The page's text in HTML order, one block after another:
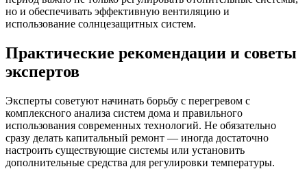
но и обеспечивать эффективную вентиляцию и
использование солнцезащитных систем.
Практические рекомендации и советы
экспертов
Эксперты советуют начинать борьбу с перегревом с
комплексного анализа систем дома и правильного
использования современных технологий. Не обязательно
сразу делать капитальный ремонт — иногда достаточно
настроить существующие системы или установить
дополнительные средства для регулировки температуры.